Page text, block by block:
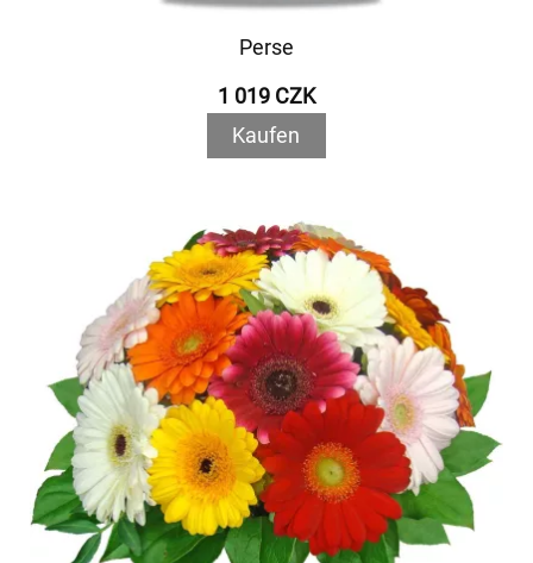
Perse
1 019 CZK
Kaufen